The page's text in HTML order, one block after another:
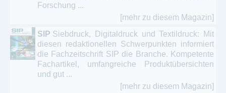
Forschung ...
[mehr zu diesem Magazin]
SIP Siebdruck, Digitaldruck und Textildruck: Mit
diesen redaktionellen Schwerpunkten informiert
die Fachzeitschrift SIP die Branche. Kompetente
Fachartikel, umfangreiche Produktübersichten
und gut ...
[mehr zu diesem Magazin]